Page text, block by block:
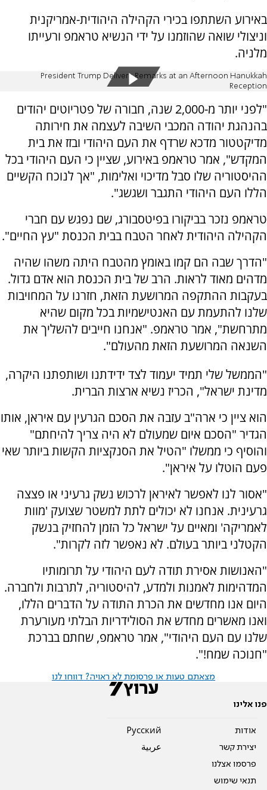
באירוע השתתפו בכירי הקהילה היהודית-אמריקנית
וניצולי שואה שהוזמנו על ידי הנשיא טראמפ ורעייתו
מלניה.
President Trump Delivers Remarks at an Afternoon Hanukkah
Reception
"לפני יותר מ-2,000 שנה, חבורה של פטריוטים יהודים
בהנהגת יהודה המכבי השיבה לעצמה את חירותה
מדיקטטור מדכא שרדף את העם היהודי ובזז את בית
המקדש", אמר טראמפ באירוע, שציין כי העם היהודי בכל
ההיסטוריה שלו סבל מדיכוי ואלימות, "אך לנוכח הקשיים
הללו העם היהודי התגבר ושגשג".
טראמפ נזכר בביקורו בפיטסבורג, שם נפגש עם חברי
הקהילה היהודית לאחר הטבח בבית הכנסת "עץ החיים".
"הדרך שבה הם קמו באומץ מהטבח היתה משהו שהיה
מדהים מאוד לראות. הרב של בית הכנסת הוא אדם גדול.
בעקבות ההתקפה המרושעת הזאת, חזרנו על המחויבות
שלנו להתעמת עם האנטישמיות בכל מקום שהיא
מתרחשת", אמר טראמפ. "אנחנו חייבים להשליך את
השנאה המרושעת הזאת מהעולם".
"הממשל שלי תמיד יעמוד לצד ידידתנו ושותפתנו היקרה,
מדינת ישראל", הכריז נשיא ארצות הברית.
הוא ציין כי ארה"ב עזבה את הסכם הגרעין עם איראן, אותו
הגדיר "הסכם איום שמעולם לא היה צריך להיחתם"
והוסיף כי ממשלו "הטיל את הסנקציות הקשות ביותר שאי
פעם הוטלו על איראן".
"אסור לנו לאפשר לאיראן לרכוש נשק גרעיני או פצצה
גרעינית. אנחנו לא יכולים לתת למשטר שצועק 'מוות
לאמריקה' ומאיים על ישראל כל הזמן להחזיק בנשק
הקטלני ביותר בעולם. לא נאפשר לזה לקרות".
"האנושות אסירת תודה לעם היהודי על תרומותיו
המדהימות לאמנות ולמדע, להיסטוריה, לתרבות ולחברה.
היום אנו מחדשים את הכרת התודה על הדברים הללו,
ואנו מאשרים מחדש את הסולידריות הבלתי מעורערת
שלנו עם העם היהודי", אמר טראמפ, שחתם בברכת
"חנוכה שמח!".
מצאתם טעות או פרסומת לא ראויה? דווחו לנו
פנו אלינו
אודות
יצירת קשר
פרסמו אצלנו
תנאי שימוש
Pусский
عربية